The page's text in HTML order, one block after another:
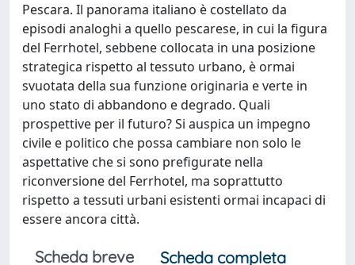
Pescara. Il panorama italiano è costellato da
episodi analoghi a quello pescarese, in cui la figura
del Ferrhotel, sebbene collocata in una posizione
strategica rispetto al tessuto urbano, è ormai
svuotata della sua funzione originaria e verte in
uno stato di abbandono e degrado. Quali
prospettive per il futuro? Si auspica un impegno
civile e politico che possa cambiare non solo le
aspettative che si sono prefigurate nella
riconversione del Ferrhotel, ma soprattutto
rispetto a tessuti urbani esistenti ormai incapaci di
essere ancora città.
Scheda breve
Scheda completa